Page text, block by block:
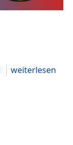
weiterlesen